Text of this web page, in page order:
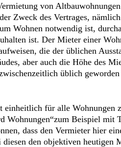
von
Zweck des Vertrages,
Wohnen notwendig ist,
ist. Der Mieter einer
die der üblichen
aber auch die Höhe des
üblich
für alle Wohnungen
Wohnungen“zum Beispiel
dass den Vermieter hier
den objektiven heutigen